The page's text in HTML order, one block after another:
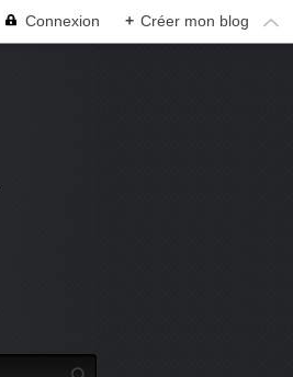
Connexion + Créer mon blog